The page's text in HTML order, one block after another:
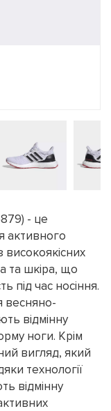
- це
активного
та шкіра, що
під час носіння.
весняно-
відмінну
ноги. Крім
вигляд, який
технології
відмінну